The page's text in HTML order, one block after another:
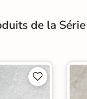
de la

